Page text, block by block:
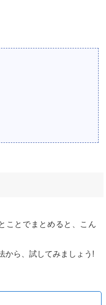
ことでまとめると、こん
から、試してみましょう!